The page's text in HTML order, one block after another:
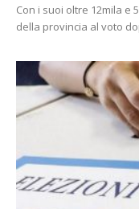
Con i suoi oltre 12mila e
della provincia al voto